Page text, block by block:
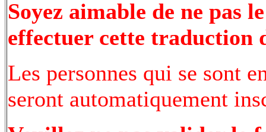
Soyez aimable de ne pas
effectuer cette traduction
Les personnes qui se sont
seront automatiquement